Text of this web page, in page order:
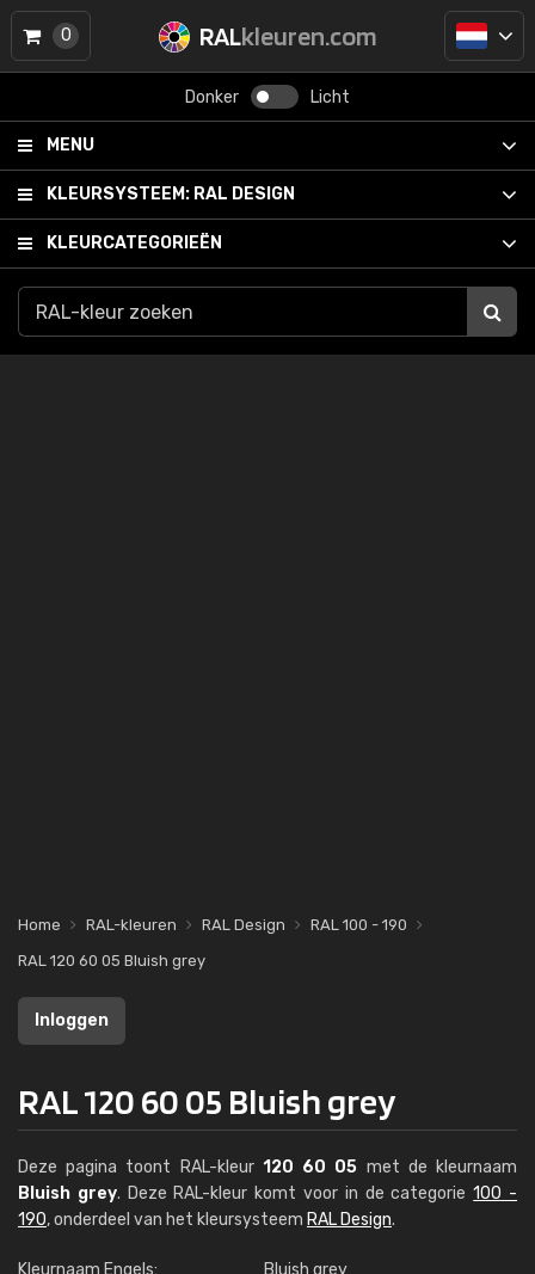
RALkleuren.com
Donker Licht
MENU
KLEURSYSTEEM: RAL DESIGN
KLEURCATEGORIEËN
0
Home RAL-kleuren RAL Design
RAL 100 - 190
RAL 120 60 05 Bluish grey
Inloggen
RAL 120 60 05 Bluish grey
Deze pagina toont RAL-kleur 120 60 05 met de kleurnaam
Bluish grey. Deze RAL-kleur komt voor in de categorie100 -
190, onderdeel van het kleursysteem RAL Design.
Kleurnaam Engels:
Bluish grey